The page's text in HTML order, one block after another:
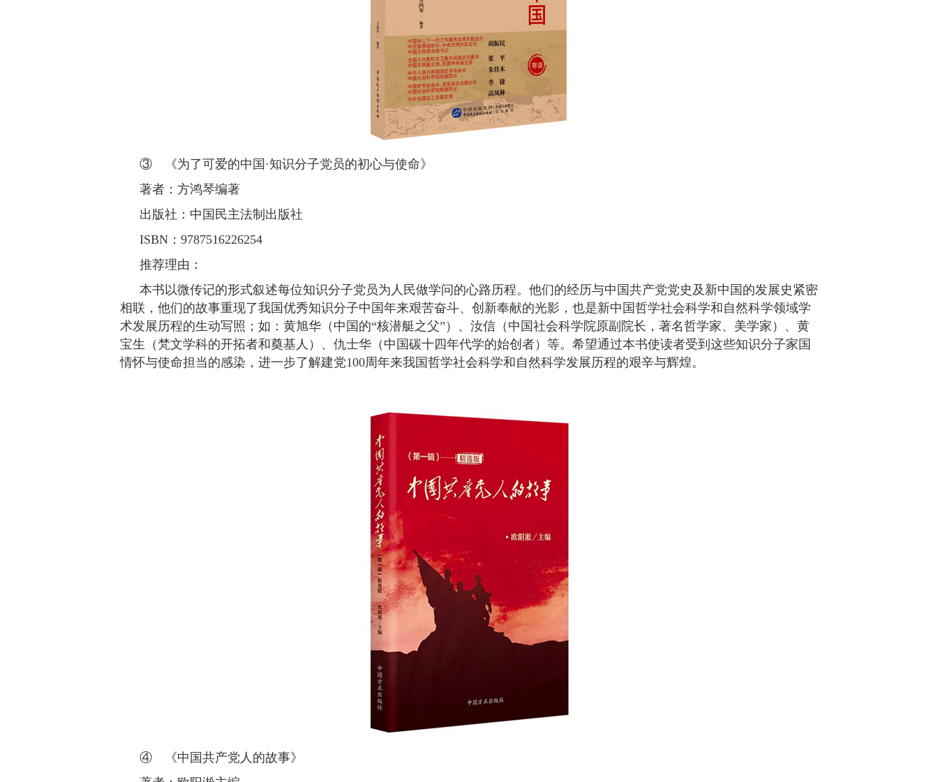
③ 《为了可爱的中国·知识分子党员的初心与使命》
著者：方鸿琴编著
出版社：中国民主法制出版社
ISBN：9787516226254
推荐理由：
本书以微传记的形式叙述每位知识分子党员为人民做学问的心路历程。他们的经历与中国共产党党史及新中国的发展史紧密
相联，他们的故事重现了我国优秀知识分子中国年来艰苦奋斗、创新奉献的光影，也是新中国哲学社会科学和自然科学领域学
术发展历程的生动写照；如：黄旭华（中国的“核潜艇之父”）、汝信（中国社会科学院原副院长，著名哲学家、美学家）、黄
宝生（梵文学科的开拓者和奠基人）、仇士华（中国碳十四年代学的始创者）等。希望通过本书使读者受到这些知识分子家国
情怀与使命担当的感染，进一步了解建党100周年来我国哲学社会科学和自然科学发展历程的艰辛与辉煌。
④ 《中国共产党人的故事》